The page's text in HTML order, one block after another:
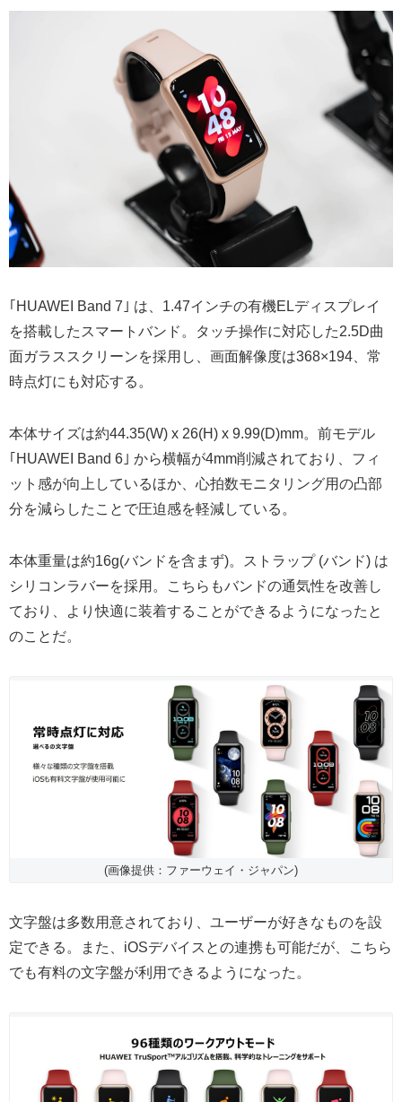
｢HUAWEI Band 7｣ は、1.47インチの有機ELディスプレイ
を搭載したスマートバンド。タッチ操作に対応した2.5D曲
面ガラススクリーンを採用し、画面解像度は368×194、常
時点灯にも対応する。
本体サイズは約44.35(W) x 26(H) x 9.99(D)mm。前モデル
｢HUAWEI Band 6｣ から横幅が4mm削減されており、フィ
ット感が向上しているほか、心拍数モニタリング用の凸部
分を減らしたことで圧迫感を軽減している。
本体重量は約16g(バンドを含まず)。ストラップ (バンド) は
シリコンラバーを採用。こちらもバンドの通気性を改善し
ており、より快適に装着することができるようになったと
のことだ。
(画像提供：ファーウェイ・ジャパン)
文字盤は多数用意されており、ユーザーが好きなものを設
定できる。また、iOSデバイスとの連携も可能だが、こちら
でも有料の文字盤が利用できるようになった。